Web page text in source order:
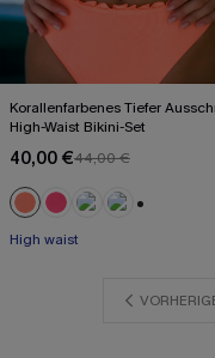
Korallenfarbenes Tiefer
High-Waist Bikini-Set
40,00 €44,00 €
High waist